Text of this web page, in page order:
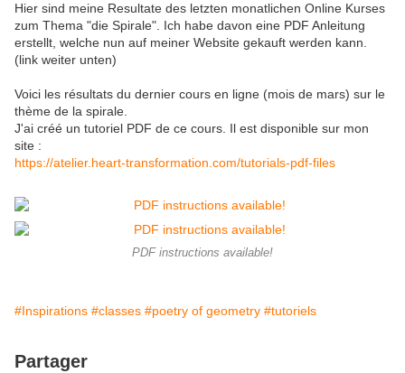
Hier sind meine Resultate des letzten monatlichen Online Kurses
zum Thema "die Spirale". Ich habe davon eine PDF Anleitung
erstellt, welche nun auf meiner Website gekauft werden kann.
(link weiter unten)
Voici les résultats du dernier cours en ligne (mois de mars) sur le
thème de la spirale.
J'ai créé un tutoriel PDF de ce cours. Il est disponible sur mon
site :
https://atelier.heart-transformation.com/tutorials-pdf-files
PDF instructions available!
#Inspirations #classes #poetry of geometry #tutoriels
Partager